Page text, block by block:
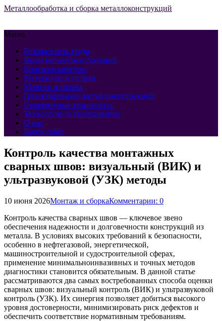
Металлообработка и сборка металлоконструкций
Меню
Безопасность труда
Виды металлоконструкций
Контроль качества
Материалы и сплавы
Монтаж и сборка
Проектирование металлоконструкций
Современные технологии
Технологии и оборудование
О нас
Карта сайта
Контроль качества монтажных
сварных швов: визуальный (ВИК) и
ультразвуковой (УЗК) методы
10 июня 2026Монтаж и сборкаКомментарии: 0
Контроль качества сварных швов — ключевое звено
обеспечения надежности и долговечности конструкций из
металла. В условиях высоких требований к безопасности,
особенно в нефтегазовой, энергетической,
машиностроительной и судостроительной сферах,
применение минимальноинвазивных и точных методов
диагностики становится обязательным. В данной статье
рассматриваются два самых востребованных способа оценки
сварных швов: визуальный контроль (ВИК) и ультразвуковой
контроль (УЗК). Их синергия позволяет добиться высокого
уровня достоверности, минимизировать риск дефектов и
обеспечить соответствие нормативным требованиям.